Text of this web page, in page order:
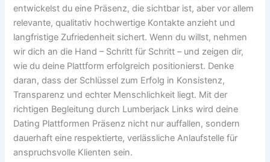
entwickelst du eine Präsenz, die sichtbar ist, aber vor allem
relevante, qualitativ hochwertige Kontakte anzieht und
langfristige Zufriedenheit sichert. Wenn du willst, nehmen
wir dich an die Hand – Schritt für Schritt – und zeigen dir,
wie du deine Plattform erfolgreich positionierst. Denke
daran, dass der Schlüssel zum Erfolg in Konsistenz,
Transparenz und echter Menschlichkeit liegt. Mit der
richtigen Begleitung durch Lumberjack Links wird deine
Dating Plattformen Präsenz nicht nur auffallen, sondern
dauerhaft eine respektierte, verlässliche Anlaufstelle für
anspruchsvolle Klienten sein.